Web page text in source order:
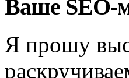
Ваше SEO-
Я прошу